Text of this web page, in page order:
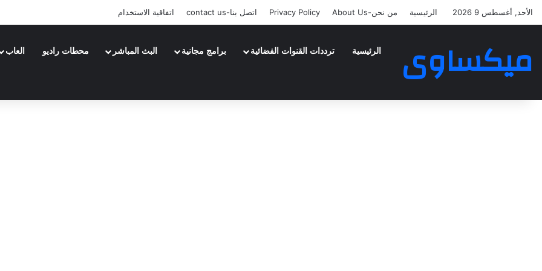
الأحد, أغسطس 9 2026 الرئيسية من نحن-About Us Privacy Policy اتصل بنا-contact us اتفاقية الاستخدام
ميكساوى الرئيسية ترددات القنوات الفضائية برامج مجانية البث المباشر محطات راديو العاب